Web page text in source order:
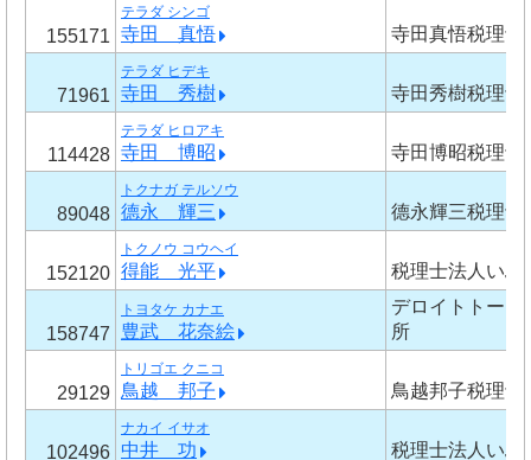
155171
テラダ シンゴ
寺田 真悟 寺田真悟税理士
71961
テラダ ヒデキ
寺田 秀樹 寺田秀樹税理士
114428
テラダ ヒロアキ
寺田 博昭 寺田博昭税理士
89048
トクナガ テルソウ
德永 輝三 德永輝三税理士
152120
トクノウ コウヘイ
得能 光平 税理士法人いぶ
158747
トヨタケ カナエ
豊武 花奈絵
デロイトトー
所
29129
トリゴエ クニコ
鳥越 邦子 鳥越邦子税理士
102496
ナカイ イサオ
中井 功 税理士法人いぶ